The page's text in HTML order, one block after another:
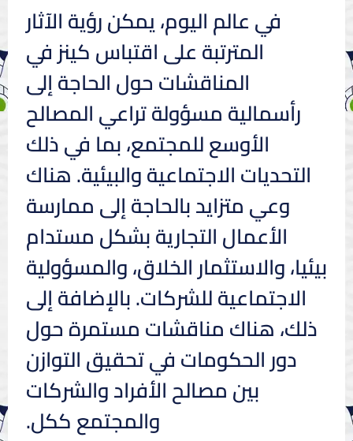
في عالم اليوم، يمكن رؤية الآثار
المترتبة على اقتباس كينز في
المناقشات حول الحاجة إلى
رأسمالية مسؤولة تراعي المصالح
الأوسع للمجتمع، بما في ذلك
التحديات الاجتماعية والبيئية. هناك
وعي متزايد بالحاجة إلى ممارسة
الأعمال التجارية بشكل مستدام
بيئيا، والاستثمار الخلاق، والمسؤولية
الاجتماعية للشركات. بالإضافة إلى
ذلك، هناك مناقشات مستمرة حول
دور الحكومات في تحقيق التوازن
بين مصالح الأفراد والشركات
والمجتمع ككل.